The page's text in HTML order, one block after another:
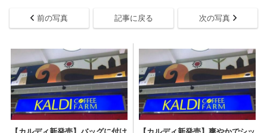
前の写真 記事に戻る 次の写真